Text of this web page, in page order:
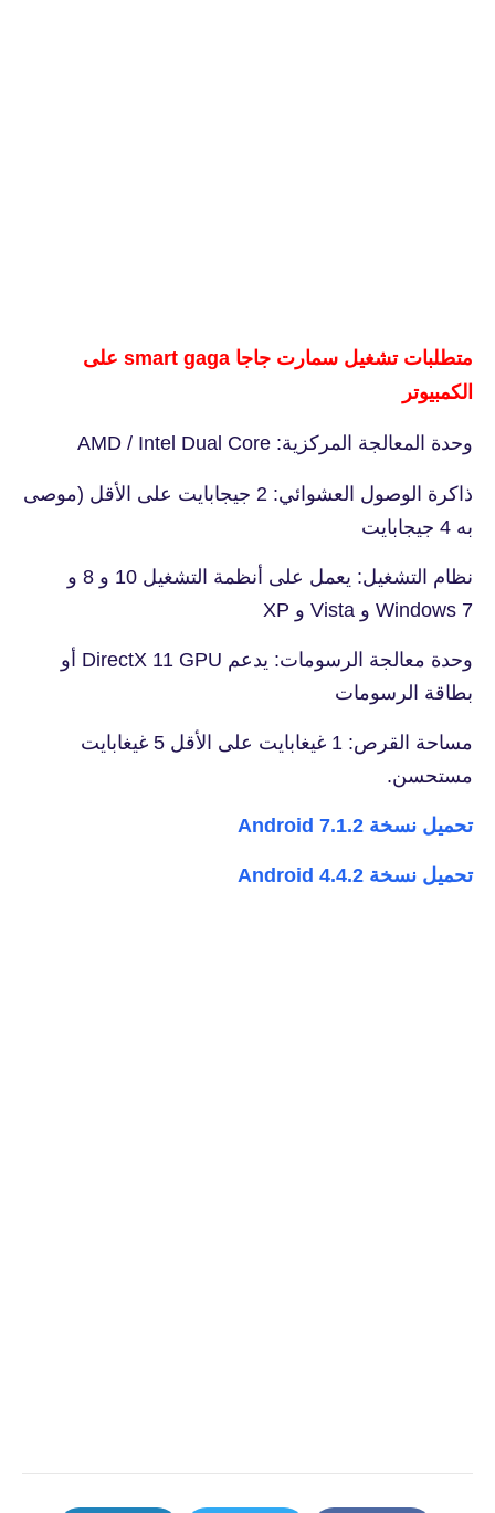
متطلبات تشغيل سمارت جاجا smart gaga على
الكمبيوتر
وحدة المعالجة المركزية: AMD / Intel Dual Core
ذاكرة الوصول العشوائي: 2 جيجابايت على الأقل (موصى
به 4 جيجابايت
نظام التشغيل: يعمل على أنظمة التشغيل 10 و 8 و
Windows 7 و Vista و XP
وحدة معالجة الرسومات: يدعم DirectX 11 GPU أو
بطاقة الرسومات
مساحة القرص: 1 غيغابايت على الأقل 5 غيغابايت
مستحسن.
تحميل نسخة Android 7.1.2
تحميل نسخة Android 4.4.2